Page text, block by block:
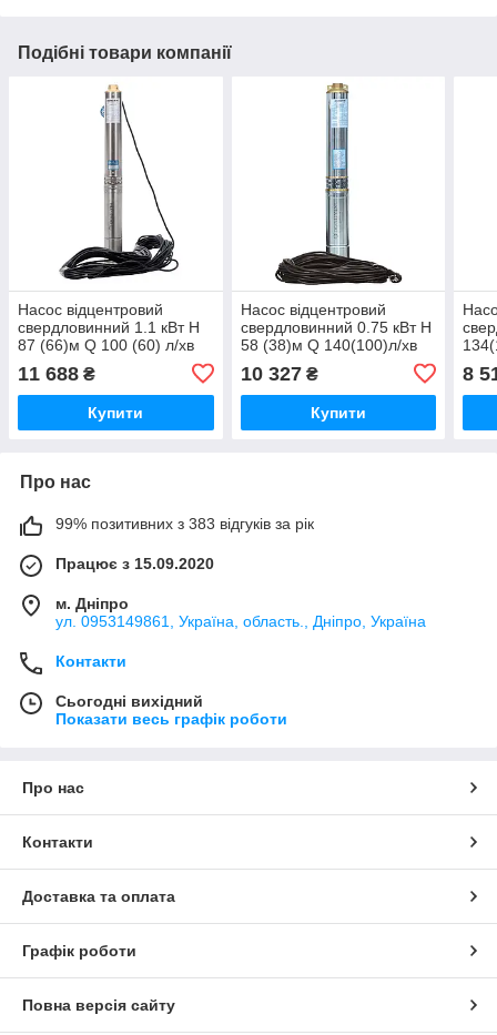
Подібні товари компанії
Насос відцентровий
свердловинний 1.1 кВт H
87 (66)м Q 100 (60) л/хв
DONGYIN 4SEm4/12
(777474)
11 688 ₴
Купити
Насос відцентровий
свердловинний 0.75 кВт H
58 (38)м Q 140(100)л/хв
DONGYIN 4SDm6/8
(777493)
10 327₴
Купити
8
Про нас
99% позитивних з 383 відгуків за рік
Працює з 15.09.2020
м. Дніпро
ул. 0953149861, Україна, область., Дніпро, Україна
Контакти
Сьогодні вихідний
Показати весь графік роботи
Про нас
Контакти
Доставка та оплата
Графік роботи
Повна версія сайту